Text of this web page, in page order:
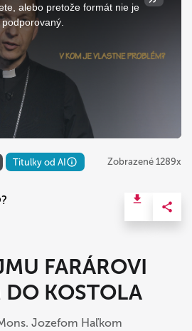
alebo pretože formát nie je
podporovaný.
Titulky od AI Zobrazené 1289x
FARÁROVI
KOSTOLA
Jozefom Haľkom